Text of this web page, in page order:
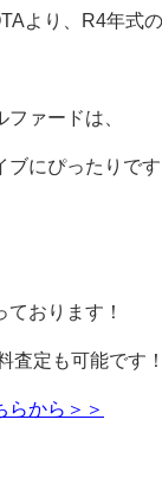
より、R4年式
ァードは、
ブにぴったりです
おります！
査定も可能です！
らから＞＞